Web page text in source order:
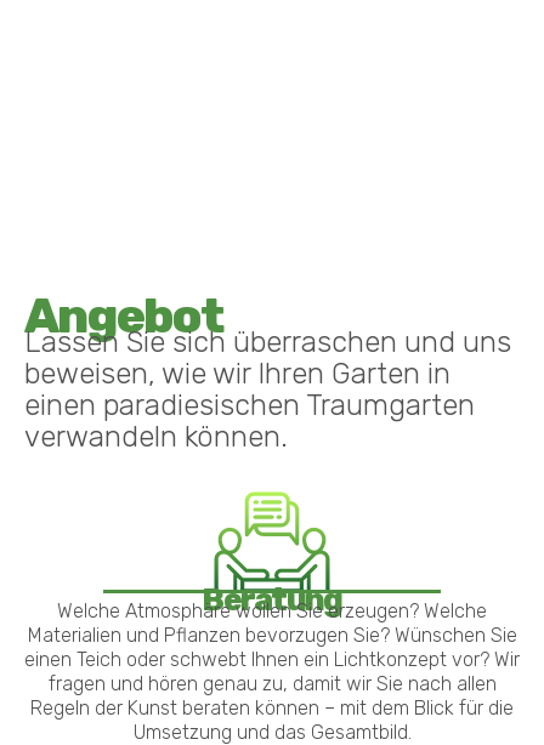
Angebot
Lassen Sie sich überraschen und uns
beweisen, wie wir Ihren Garten in
einen paradiesischen Traumgarten
verwandeln können.
Beratung
Welche Atmosphäre wollen Sie erzeugen? Welche
Materialien und Pflanzen bevorzugen Sie? Wünschen Sie
einen Teich oder schwebt Ihnen ein Lichtkonzept vor? Wir
fragen und hören genau zu, damit wir Sie nach allen
Regeln der Kunst beraten können – mit dem Blick für die
Umsetzung und das Gesamtbild.